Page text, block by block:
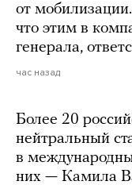
от
что этим в
генерала,
час назад
Более 20
нейтральный
в
них — Камила